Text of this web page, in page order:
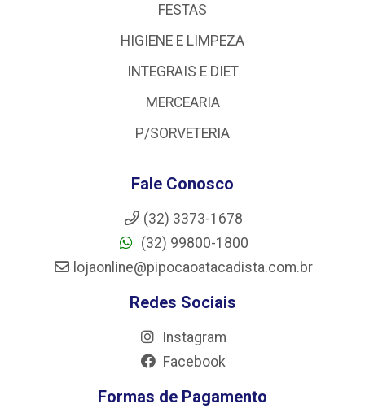
FESTAS
HIGIENE E LIMPEZA
INTEGRAIS E DIET
MERCEARIA
P/SORVETERIA
Fale Conosco
(32) 3373-1678
(32) 99800-1800
lojaonline@pipocaoatacadista.com.br
Redes Sociais
Instagram
Facebook
Formas de Pagamento